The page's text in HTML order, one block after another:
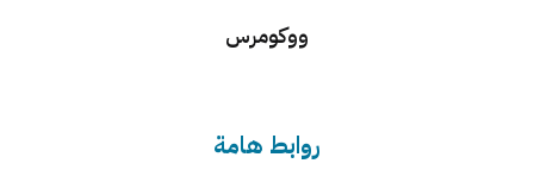
ووكومرس
روابط هامة